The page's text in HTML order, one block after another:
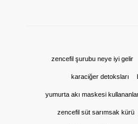
zencefil şurubu neye iyi gelir
karaciğer detoksları
yumurta akı maskesi
zencefil süt sarımsak kürü